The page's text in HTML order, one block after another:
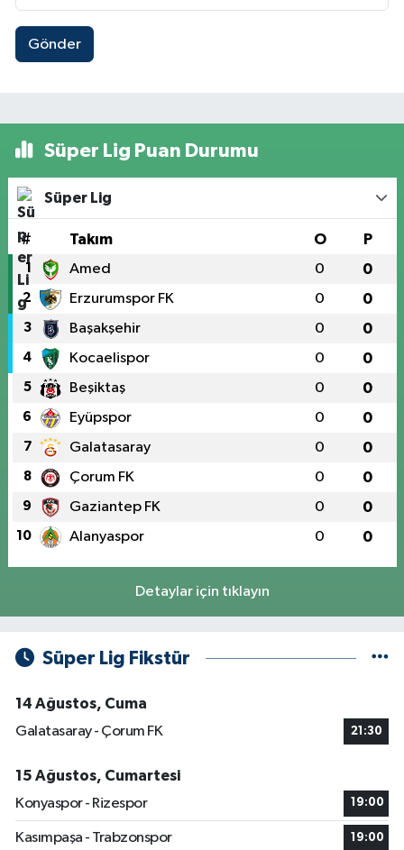
Gönder
Süper Lig Puan Durumu
Süper Lig
# Takım O P
1 Amed 0 0
2 Erzurumspor FK 0 0
3 Başakşehir 0 0
4 Kocaelispor 0 0
5 Beşiktaş 0 0
6 Eyüpspor 0 0
7 Galatasaray 0 0
8 Çorum FK 0 0
9 Gaziantep FK 0 0
10 Alanyaspor 0 0
Detaylar için tıklayın
Süper Lig Fikstür
14 Ağustos, Cuma
Galatasaray - Çorum FK
21:30
15 Ağustos, Cumartesi
Konyaspor - Rizespor
19:00
Kasımpaşa - Trabzonspor 19:00